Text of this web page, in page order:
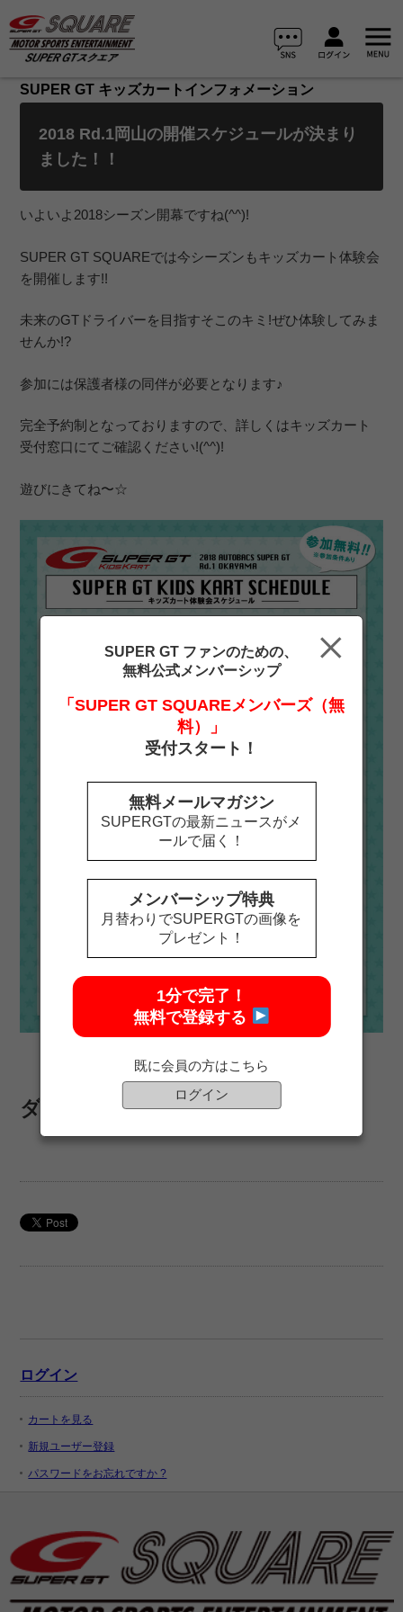
SUPER GT キッズカートインフォメーション
2018 Rd.1岡山の開催スケジュールが決まり
ました！！
いよいよ2018シーズン開幕ですね(^^)!
SUPER GT SQUAREでは今シーズンもキッズカート体験会
を開催します!!
未来のGTドライバーを目指すそこのキミ!ぜひ体験してみま
せんか!?
参加には保護者様の同伴が必要となります♪
完全予約制となっておりますので、詳しくはキッズカート
受付窓口にてご確認ください!(^^)!
遊びにきてね〜☆
ダウンロードはこちら
ログイン
カートを見る
新規ユーザー登録
パスワードをお忘れですか ?
SUPER GT ファンのための、
無料公式メンバーシップ
「SUPER GT SQUAREメンバーズ（無
料）」
受付スタート！
無料メールマガジン
SUPERGTの最新ニュースがメ
ールで届く！
メンバーシップ特典
月替わりでSUPERGTの画像を
プレゼント！
1分で完了！
無料で登録する
既に会員の方はこちら
ログイン